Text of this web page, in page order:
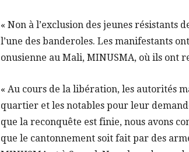
« Non à l’exclusion des jeunes résistants
l’une des banderoles. Les manifestants
onusienne au Mali, MINUSMA, où ils ont
« Au cours de la libération, les autorités
quartier et les notables pour leur
que la reconquête est finie, nous avons
que le cantonnement soit fait par des